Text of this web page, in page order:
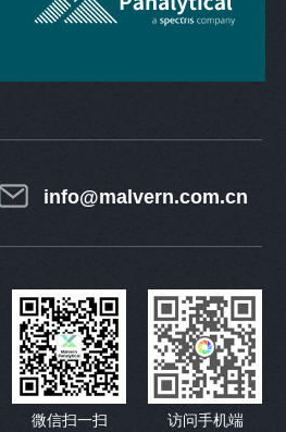
info@malvern.com.cn
微信扫一扫 访问手机端